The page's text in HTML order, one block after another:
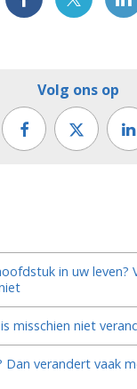
Volg ons op
in uw leven?
misschien niet
Dan verandert vaak